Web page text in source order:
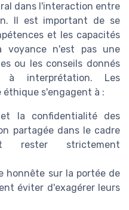
dans l'interaction entre
Il est important de se
et les capacités
voyance n'est pas une
ou les conseils donnés
à interprétation. Les
éthique s'engagent à :
la confidentialité des
partagée dans le cadre
rester strictement
honnête sur la portée de
éviter d'exagérer leurs